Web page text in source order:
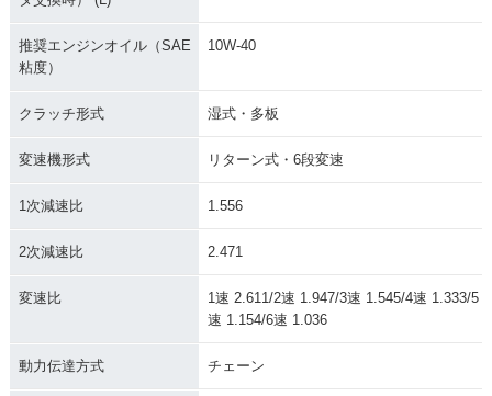
推奨エンジンオイル（SAE
粘度）
10W-40
クラッチ形式 湿式・多板
変速機形式 リターン式・6段変速
1次減速比 1.556
2次減速比 2.471
変速比
1速 2.611/2速 1.947/3速 1.545/4速 1.333/5
速 1.154/6速 1.036
動力伝達方式 チェーン